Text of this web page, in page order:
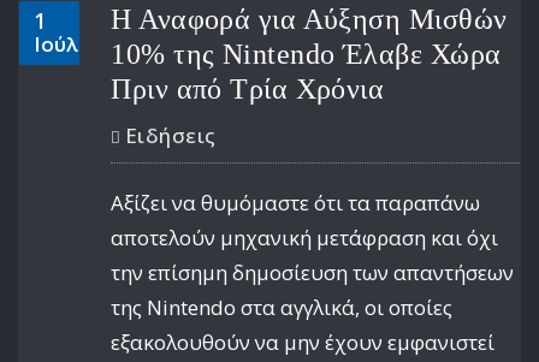
1
Ιούλ
Η Αναφορά για Αύξηση Μισθών
10% της Nintendo Έλαβε Χώρα
Πριν από Τρία Χρόνια
Ειδήσεις
Αξίζει να θυμόμαστε ότι τα παραπάνω
αποτελούν μηχανική μετάφραση και όχι
την επίσημη δημοσίευση των απαντήσεων
της Nintendo στα αγγλικά, οι οποίες
εξακολουθούν να μην έχουν εμφανιστεί